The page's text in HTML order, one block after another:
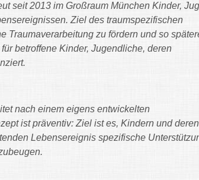
seit 2013 im Großraum München Kinder,
Ziel des traumspezifischen
Traumaverarbeitung zu fördern und so
betroffene Kinder, Jugendliche, deren
nach einem eigens entwickelten
ist präventiv: Ziel ist es, Kindern und deren
Lebensereignis spezifische